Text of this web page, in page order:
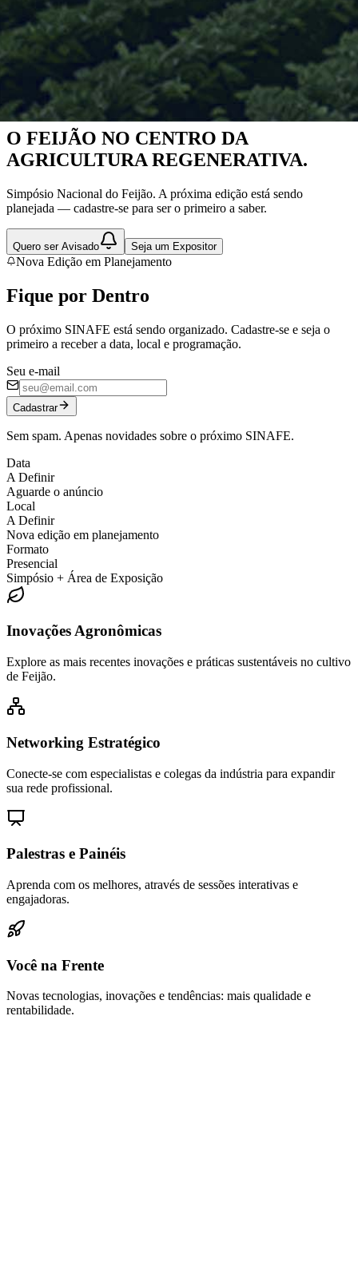
Nova Edição em Planejamento
O FEIJÃO NO CENTRO DA
AGRICULTURA REGENERATIVA.
Simpósio Nacional do Feijão. A próxima edição está sendo
planejada — cadastre-se para ser o primeiro a saber.
Quero ser Avisado Seja um Expositor
Nova Edição em Planejamento
Fique por Dentro
O próximo SINAFE está sendo organizado. Cadastre-se e seja o
primeiro a receber a data, local e programação.
Seu e-mail
Cadastrar
Sem spam. Apenas novidades sobre o próximo SINAFE.
Data
A Definir
Aguarde o anúncio
Local
A Definir
Nova edição em planejamento
Formato
Presencial
Simpósio + Área de Exposição
Inovações Agronômicas
Explore as mais recentes inovações e práticas sustentáveis no cultivo
de Feijão.
Networking Estratégico
Conecte-se com especialistas e colegas da indústria para expandir
sua rede profissional.
Palestras e Painéis
Aprenda com os melhores, através de sessões interativas e
engajadoras.
Você na Frente
Novas tecnologias, inovações e tendências: mais qualidade e
rentabilidade.